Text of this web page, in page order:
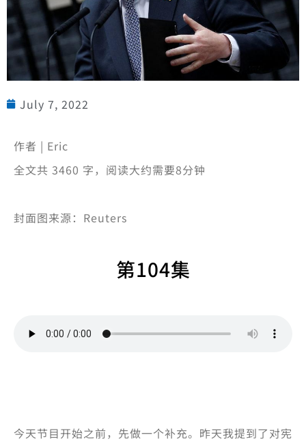
July 7, 2022
作者 | Eric
全文共 3460 字，阅读大约需要8分钟
封面图来源：Reuters
第104集
今天节目开始之前，先做一个补充。昨天我提到了对宪